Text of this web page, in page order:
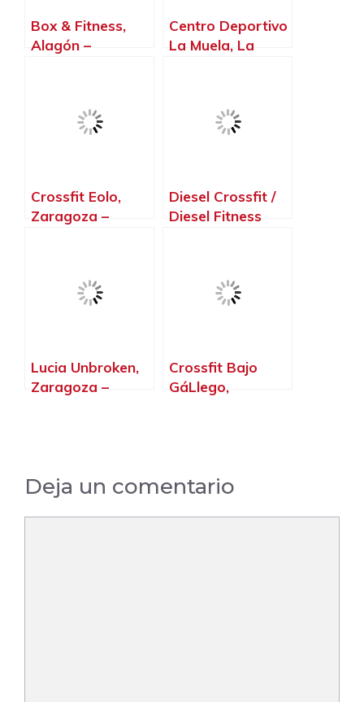
Box & Fitness,
Alagón –
Centro Deportivo
La Muela, La
Crossfit Eolo,
Zaragoza –
Diesel Crossfit /
Diesel Fitness
Lucia Unbroken,
Zaragoza –
Crossfit Bajo
GáLlego,
Deja un comentario